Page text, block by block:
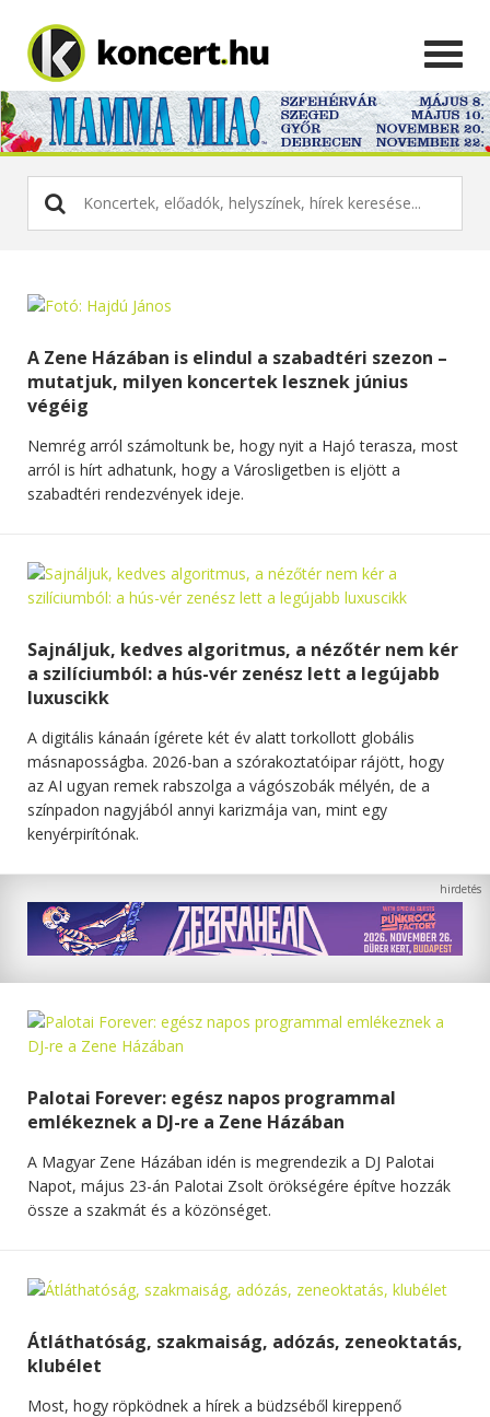
A Zene Házában is elindul a szabadtéri szezon –
mutatjuk, milyen koncertek lesznek június
végéig
Nemrég arról számoltunk be, hogy nyit a Hajó terasza, most
arról is hírt adhatunk, hogy a Városligetben is eljött a
szabadtéri rendezvények ideje.
Sajnáljuk, kedves algoritmus, a nézőtér nem kér
a szilíciumból: a hús-vér zenész lett a legújabb
luxuscikk
A digitális kánaán ígérete két év alatt torkollott globális
másnaposságba. 2026-ban a szórakoztatóipar rájött, hogy
az AI ugyan remek rabszolga a vágószobák mélyén, de a
színpadon nagyjából annyi karizmája van, mint egy
kenyérpirítónak.
Palotai Forever: egész napos programmal
emlékeznek a DJ-re a Zene Házában
A Magyar Zene Házában idén is megrendezik a DJ Palotai
Napot, május 23-án Palotai Zsolt örökségére építve hozzák
össze a szakmát és a közönséget.
Átláthatóság, szakmaiság, adózás, zeneoktatás,
klubélet
Most, hogy röpködnek a hírek a büdzséből kireppenő